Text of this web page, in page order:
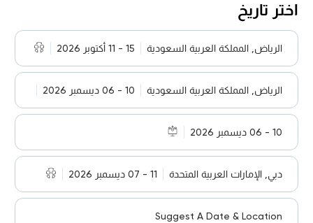
اختر تاريخ
الرياض, المملكة العربية السعودية 15 - 11 أكتوبر 2026
الرياض, المملكة العربية السعودية 10 - 06 ديسمبر 2026
10 - 06 ديسمبر 2026
دبي, الإمارات العربية المتحدة 11 - 07 ديسمبر 2026
Suggest A Date & Location